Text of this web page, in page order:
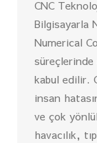
CNC
Bilgisayarla
Numerical
kabul edilir.
insan
ve çok
havacılık,